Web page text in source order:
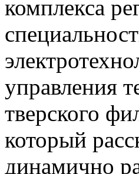
комплекса
управления
тверского
который
динамично